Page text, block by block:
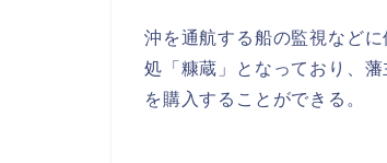
沖を通航する船の監視など
処「糠蔵」となっており、
を購入することができる。